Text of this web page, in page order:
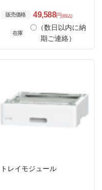
販売価格 49,588円 (税込)
在庫
〇（数日以内に納
期ご連絡）
トレイモジュール